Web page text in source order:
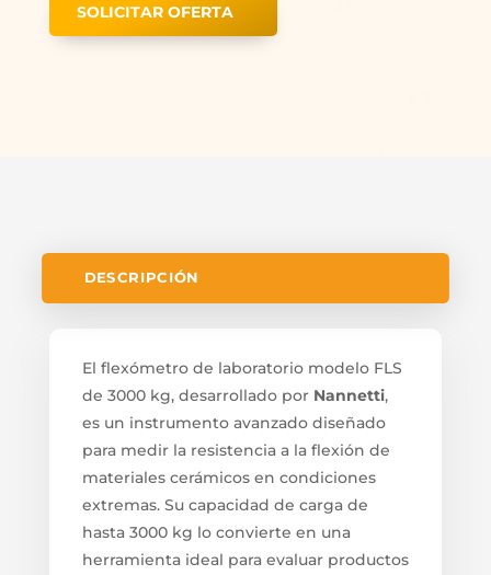
SOLICITAR OFERTA
DESCRIPCIÓN
El flexómetro de laboratorio modelo FLS
de 3000 kg, desarrollado por Nannetti,
es un instrumento avanzado diseñado
para medir la resistencia a la flexión de
materiales cerámicos en condiciones
extremas. Su capacidad de carga de
hasta 3000 kg lo convierte en una
herramienta ideal para evaluar productos